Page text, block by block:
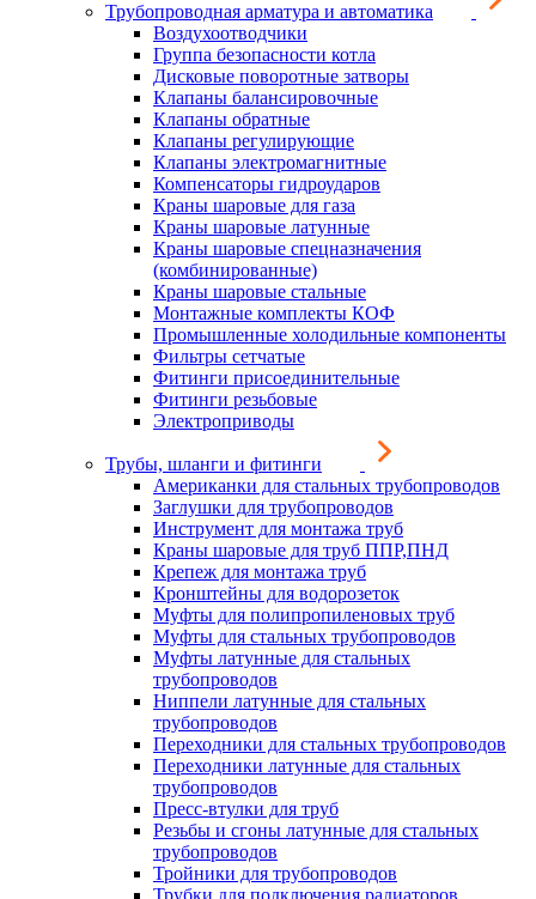
Трубопроводная арматура и автоматика
Воздухоотводчики
Группа безопасности котла
Дисковые поворотные затворы
Клапаны балансировочные
Клапаны обратные
Клапаны регулирующие
Клапаны электромагнитные
Компенсаторы гидроударов
Краны шаровые для газа
Краны шаровые латунные
Краны шаровые спецназначения
(комбинированные)
Краны шаровые стальные
Монтажные комплекты КОФ
Промышленные холодильные компоненты
Фильтры сетчатые
Фитинги присоединительные
Фитинги резьбовые
Электроприводы
Трубы, шланги и фитинги
Американки для стальных трубопроводов
Заглушки для трубопроводов
Инструмент для монтажа труб
Краны шаровые для труб ППР,ПНД
Крепеж для монтажа труб
Кронштейны для водорозеток
Муфты для полипропиленовых труб
Муфты для стальных трубопроводов
Муфты латунные для стальных
трубопроводов
Ниппели латунные для стальных
трубопроводов
Переходники для стальных трубопроводов
Переходники латунные для стальных
трубопроводов
Пресс-втулки для труб
Резьбы и сгоны латунные для стальных
трубопроводов
Тройники для трубопроводов
Трубки для подключения радиаторов